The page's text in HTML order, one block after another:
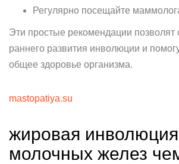
Регулярно посещайте
Эти простые рекомендации позволят
раннего развития инволюции и
общее здоровье организма.
mastopatiya.su
жировая инволюция
молочных желез